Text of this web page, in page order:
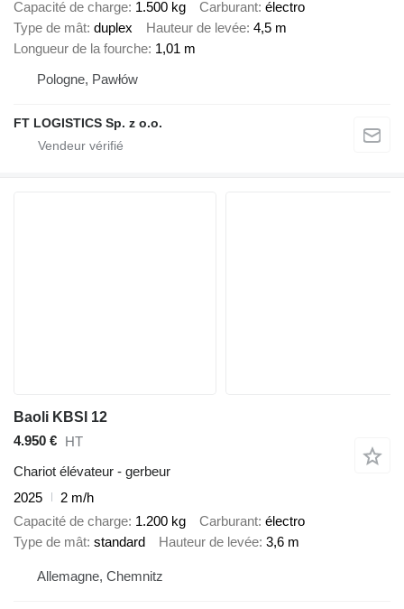
Capacité de charge 1.500 kg Carburant électro
Type de mât duplex Hauteur de levée 4,5 m
Longueur de la fourche 1,01 m
Pologne, Pawłów
FT LOGISTICS Sp. z o.o.
Baoli KBSI 12
4.950 € HT
Chariot élévateur - gerbeur
2025
2 m/h
Capacité de charge 1.200 kg Carburant électro
Type de mât standard Hauteur de levée 3,6 m
Allemagne, Chemnitz